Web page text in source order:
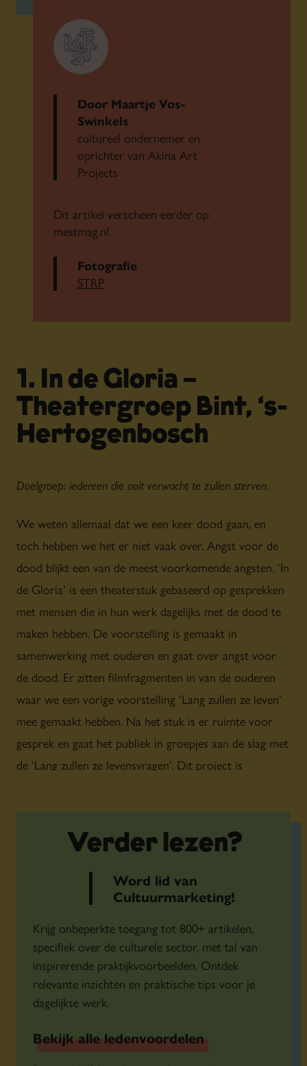
Door Maartje Vos-
Swinkels
cultureel ondernemer en
oprichter van Akina Art
Projects
Dit artikel verscheen eerder op
mestmag.nl.
Fotografie
STRP
1. In de Gloria –
Theatergroep Bint, ‘s-
Hertogenbosch
Doelgroep: iedereen die ooit verwacht te zullen sterven.
We weten allemaal dat we een keer dood gaan, en
toch hebben we het er niet vaak over. Angst voor de
dood blijkt een van de meest voorkomende angsten. ‘In
de Gloria’ is een theaterstuk gebaseerd op gesprekken
met mensen die in hun werk dagelijks met de dood te
maken hebben. De voorstelling is gemaakt in
samenwerking met ouderen en gaat over angst voor
de dood. Er zitten filmfragmenten in van de ouderen
waar we een vorige voorstelling ‘Lang zullen ze leven’
mee gemaakt hebben. Na het stuk is er ruimte voor
gesprek en gaat het publiek in groepjes aan de slag met
de ‘Lang zullen ze levensvragen’. Dit project is
Campagnebeeld In de Gloria van
Theatergroep Bint. : Roel van der Eerden.
Verder lezen?
Word lid van
Cultuurmarketing!
Krijg onbeperkte toegang tot 800+ artikelen,
specifiek over de culturele sector, met tal van
inspirerende praktijkvoorbeelden. Ontdek
relevante inzichten en praktische tips voor je
dagelijkse werk.
Bekijk alle ledenvoordelen